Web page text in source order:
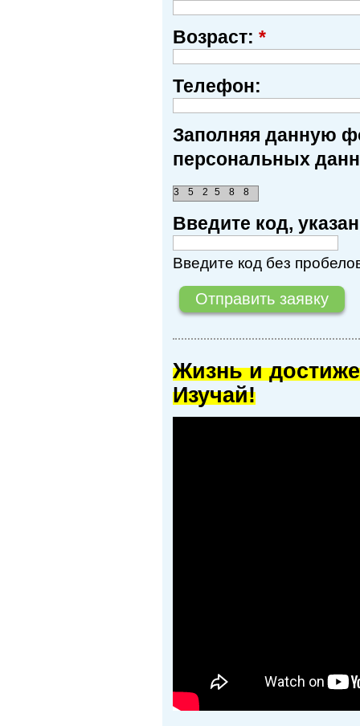
Возраст: *
Телефон:
Заполняя данную
персональных
2
5
3 8
8
5
Введите код,
Введите код без
Жизнь и
Изучай!